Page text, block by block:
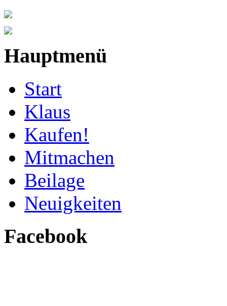
Hauptmenü
Start
Klaus
Kaufen!
Mitmachen
Beilage
Neuigkeiten
Facebook